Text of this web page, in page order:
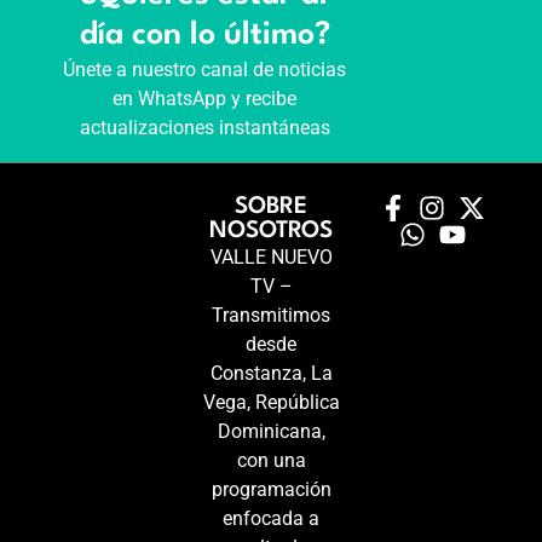
día con lo último?
Únete a nuestro canal de noticias
en WhatsApp y recibe
actualizaciones instantáneas
SOBRE
NOSOTROS
VALLE NUEVO
TV –
Transmitimos
desde
Constanza, La
Vega, República
Dominicana,
con una
programación
enfocada a